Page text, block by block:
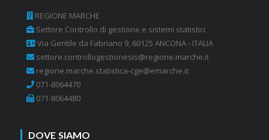
REGIONE MARCHE
Settore Controllo di gestione e sistemi statistici
Via Gentile da Fabriano 9, 60125 ANCONA - ITALIA
settore.controllogestionesis@regione.marche.it
regione.marche.statistica-cge@emarche.it
071-8064470
071-8064480
DOVE SIAMO